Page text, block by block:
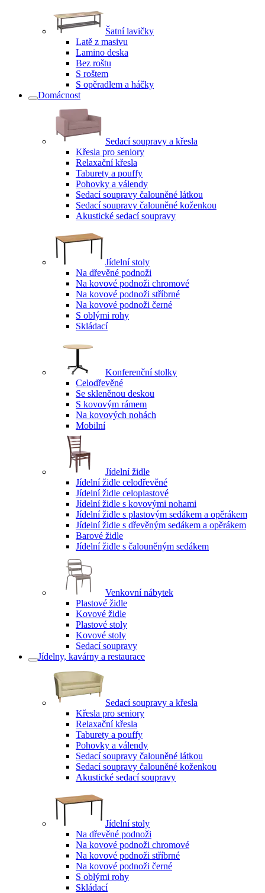
Šatní lavičky
Latě z masivu
Lamino deska
Bez roštu
S roštem
S opěradlem a háčky
Domácnost
Sedací soupravy a křesla
Křesla pro seniory
Relaxační křesla
Taburety a pouffy
Pohovky a válendy
Sedací soupravy čalouněné látkou
Sedací soupravy čalouněné koženkou
Akustické sedací soupravy
Jídelní stoly
Na dřevěné podnoži
Na kovové podnoži chromové
Na kovové podnoži stříbrné
Na kovové podnoži černé
S oblými rohy
Skládací
Konferenční stolky
Celodřevěné
Se skleněnou deskou
S kovovým rámem
Na kovových nohách
Mobilní
Jídelní židle
Jídelní židle celodřevěné
Jídelní židle celoplastové
Jídelní židle s kovovými nohami
Jídelní židle s plastovým sedákem a opěrákem
Jídelní židle s dřevěným sedákem a opěrákem
Barové židle
Jídelní židle s čalouněným sedákem
Venkovní nábytek
Plastové židle
Kovové židle
Plastové stoly
Kovové stoly
Sedací soupravy
Jídelny, kavárny a restaurace
Sedací soupravy a křesla
Křesla pro seniory
Relaxační křesla
Taburety a pouffy
Pohovky a válendy
Sedací soupravy čalouněné látkou
Sedací soupravy čalouněné koženkou
Akustické sedací soupravy
Jídelní stoly
Na dřevěné podnoži
Na kovové podnoži chromové
Na kovové podnoži stříbrné
Na kovové podnoži černé
S oblými rohy
Skládací